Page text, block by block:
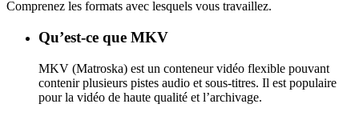
Comprenez les formats avec lesquels vous travaillez.
Qu’est-ce que MKV
MKV (Matroska) est un conteneur vidéo flexible pouvant
contenir plusieurs pistes audio et sous-titres. Il est populaire
pour la vidéo de haute qualité et l’archivage.